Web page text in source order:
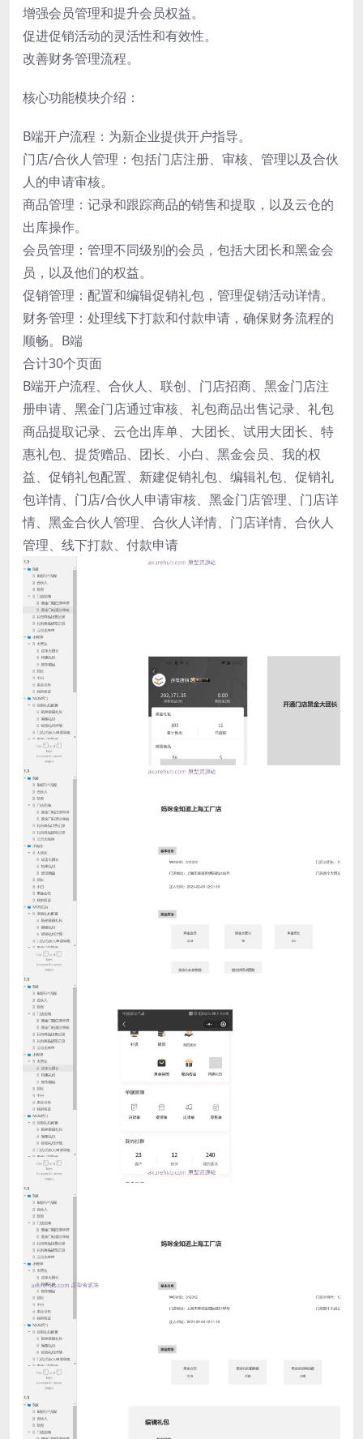
增强会员管理和提升会员权益。
促进促销活动的灵活性和有效性。
改善财务管理流程。
核心功能模块介绍：
B端开户流程：为新企业提供开户指导。
门店/合伙人管理：包括门店注册、审核、管理以及合伙
人的申请审核。
商品管理：记录和跟踪商品的销售和提取，以及云仓的
出库操作。
会员管理：管理不同级别的会员，包括大团长和黑金会
员，以及他们的权益。
促销管理：配置和编辑促销礼包，管理促销活动详情。
财务管理：处理线下打款和付款申请，确保财务流程的
顺畅。B端
合计30个页面
B端开户流程、合伙人、联创、门店招商、黑金门店注
册申请、黑金门店通过审核、礼包商品出售记录、礼包
商品提取记录、云仓出库单、大团长、试用大团长、特
惠礼包、提货赠品、团长、小白、黑金会员、我的权
益、促销礼包配置、新建促销礼包、编辑礼包、促销礼
包详情、门店/合伙人申请审核、黑金门店管理、门店详
情、黑金合伙人管理、合伙人详情、门店详情、合伙人
管理、线下打款、付款申请